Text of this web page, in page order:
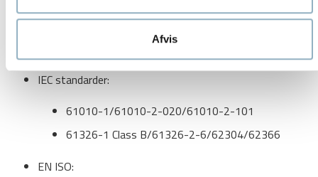
Afvis
CE-mærket (MDR EU 2017/745)
RoHS & WEEE compliant
IEC standarder:
61010-1/61010-2-020/61010-2-101
61326-1 Class B/61326-2-6/62304/62366
EN ISO: